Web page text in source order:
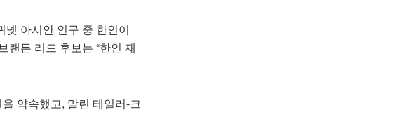
넷 아시안 인구 중 한인이
랜든 리드 후보는 “한인 재
약속했고, 말린 테일러-크